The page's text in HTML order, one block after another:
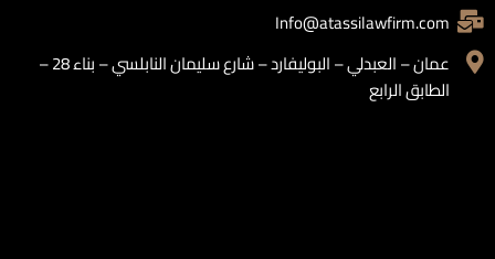
Info@atassilawfirm.com
عمان – العبدلي – البوليفارد – شارع سليمان النابلسي – بناء 28 –
الطابق الرابع